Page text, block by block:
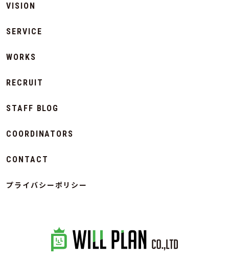
VISION
SERVICE
WORKS
RECRUIT
STAFF BLOG
COORDINATORS
CONTACT
プライバシーポリシー